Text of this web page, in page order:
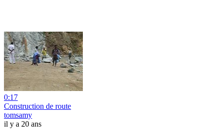
0:17
Construction de route
tomsamy
il y a 20 ans